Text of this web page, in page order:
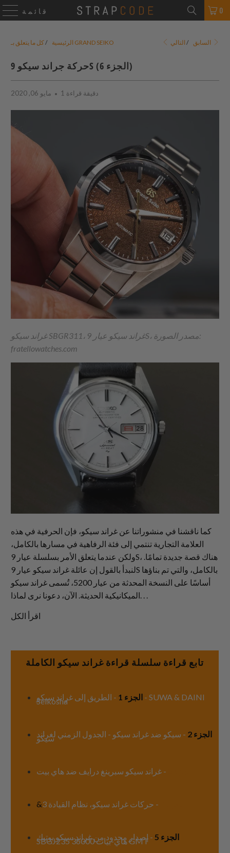
قائمة 0
الرئيسية / كل ما يتعلق بـ GRAND SEIKO السابق /
حركة جراند سيكو 9S (الجزء 6)
مايو 06, 2020 1 دقيقة قراءة
غراند سيكو SBGR311، غراند سيكو عيار 9S، مصدر الصورة:
fratellowatches.com
كما ناقشنا في منشوراتنا عن غراند سيكو، فإن الحرفية في هذه
العلامة التجارية تنتمي إلى فئة الرفاهية في مسارها بالكامل،
ولكن عندما يتعلق الأمر بسلسلة عيار 9S، هناك قصة جديدة تمامًا.
لنبدأ بالقول إن عائلة غراند سيكو عيار 9S بالكامل، والتي تم بناؤها
أساسًا على النسخة المحدثة من عيار 5200، تُسمى غراند سيكو
الميكانيكية الحديثة. الآن، دعونا نرى لماذا. . .
اقرأ الكل
تابع قراءة سلسلة قراءة غراند سيكو الكاملة
الجزء 1 - الطريق إلى غراند سيكو - SUWA & DAINI
Seikosha
الجزء 2 - سيكو ضد غراند سيكو - الجدول الزمني لغراند
سيكو
- غراند سيكو سبرينغ درايف ضد هاي بيت
& - حركات غراند سيكو، نظام القيادة 3
الجزء 5 - إصدار محدود من غراند سيكو بوتيك
SBGJ235 هاي-بيات 36000 GMT